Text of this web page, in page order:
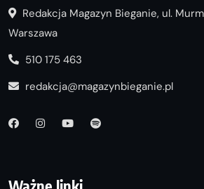
Redakcja Magazyn Bieganie, ul.
Warszawa
510 175 463
redakcja@magazynbieganie.pl